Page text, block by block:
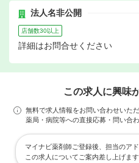
法人名非公開
店舗数30以上
詳細はお問合せください
この求人に興味
無料で求人情報をお問い合わせいただ
薬局・病院等への直接応募・問い合
マイナビ薬剤師ご登録後、担当のア
この求人についてご案内差し上げます